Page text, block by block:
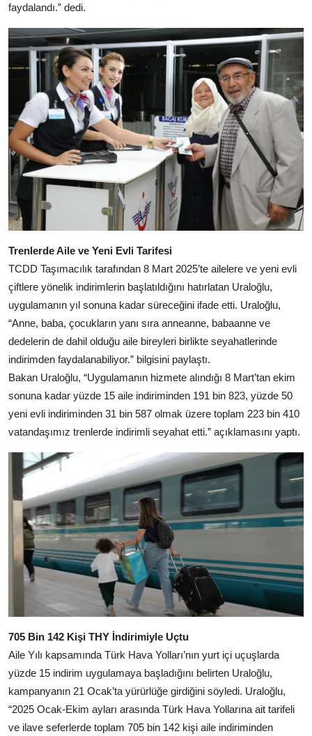
faydalandı.” dedi.
Trenlerde Aile ve Yeni Evli Tarifesi
TCDD Taşımacılık tarafından 8 Mart 2025’te ailelere ve yeni evli
çiftlere yönelik indirimlerin başlatıldığını hatırlatan Uraloğlu,
uygulamanın yıl sonuna kadar süreceğini ifade etti. Uraloğlu,
“Anne, baba, çocukların yanı sıra anneanne, babaanne ve
dedelerin de dahil olduğu aile bireyleri birlikte seyahatlerinde
indirimden faydalanabiliyor.” bilgisini paylaştı.
Bakan Uraloğlu, “Uygulamanın hizmete alındığı 8 Mart’tan ekim
sonuna kadar yüzde 15 aile indiriminden 191 bin 823, yüzde 50
yeni evli indiriminden 31 bin 587 olmak üzere toplam 223 bin 410
vatandaşımız trenlerde indirimli seyahat etti.” açıklamasını yaptı.
705 Bin 142 Kişi THY İndirimiyle Uçtu
Aile Yılı kapsamında Türk Hava Yolları’nın yurt içi uçuşlarda
yüzde 15 indirim uygulamaya başladığını belirten Uraloğlu,
kampanyanın 21 Ocak’ta yürürlüğe girdiğini söyledi. Uraloğlu,
“2025 Ocak-Ekim ayları arasında Türk Hava Yollarına ait tarifeli
ve ilave seferlerde toplam 705 bin 142 kişi aile indiriminden